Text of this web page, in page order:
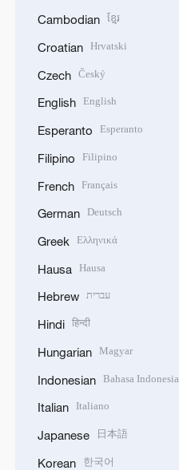
Cambodian ខ្មែរ
Croatian Hrvatski
Czech Český
English English
Esperanto Esperanto
Filipino Filipino
French Français
German Deutsch
Greek Ελληνικά
Hausa Hausa
Hebrew עברית
Hindi हिन्दी
Hungarian Magyar
Indonesian Bahasa Indonesia
Italian Italiano
Japanese 日本語
Korean 한국어